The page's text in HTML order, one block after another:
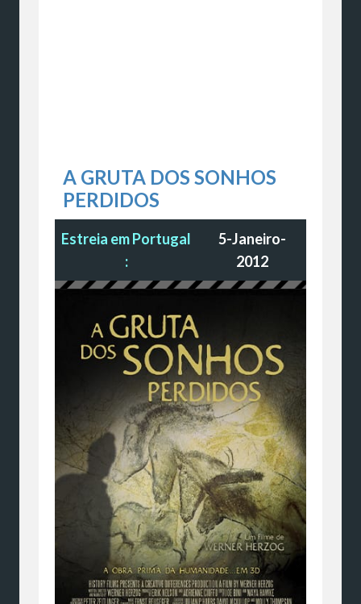
A GRUTA DOS SONHOS
PERDIDOS
Estreia em Portugal
:
5-Janeiro-
2012